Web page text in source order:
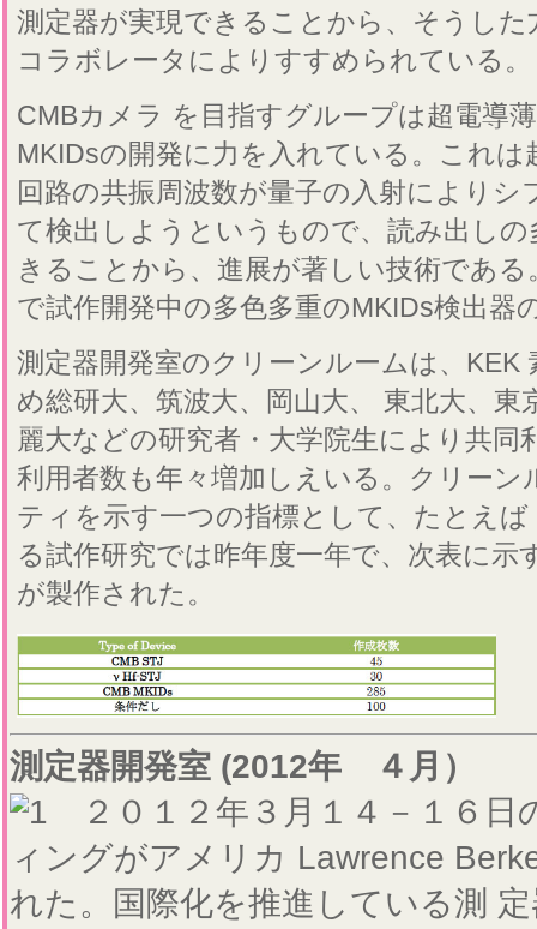
測定器が実現できることから、そうした
コラボレータによりすすめられている。
CMBカメラ を目指すグループは超電導
MKIDsの開発に力を入れている。これは
回路の共振周波数が量子の入射により
て検出しようというもので、読み出しの
きることから、進展が著しい技術であ
で試作開発中の多色多重のMKIDs検出器
測定器開発室のクリーンルームは、KEK
め総研大、筑波大、岡山大、 東北大、東
麗大などの研究者・大学院生により共同
利用者数も年々増加しえいる。クリー
ティを示す一つの指標として、たとえ
る試作研究では昨年度一年で、次表に示
が製作された。
測定器開発室 (2012年 ４月）
２０１２年３月１４－１６日
ィングがアメリカ Lawrence
れた。国際化を推進している測